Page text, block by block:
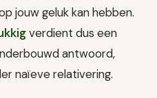
jouw geluk kan hebben.
verdient dus een
antwoord,
naïeve relativering.